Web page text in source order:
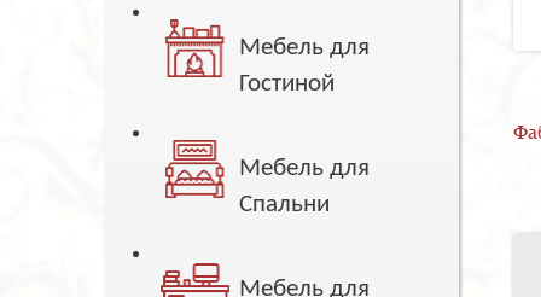
Мебель для
Гостиной
Мебель для
Спальни
Мебель для